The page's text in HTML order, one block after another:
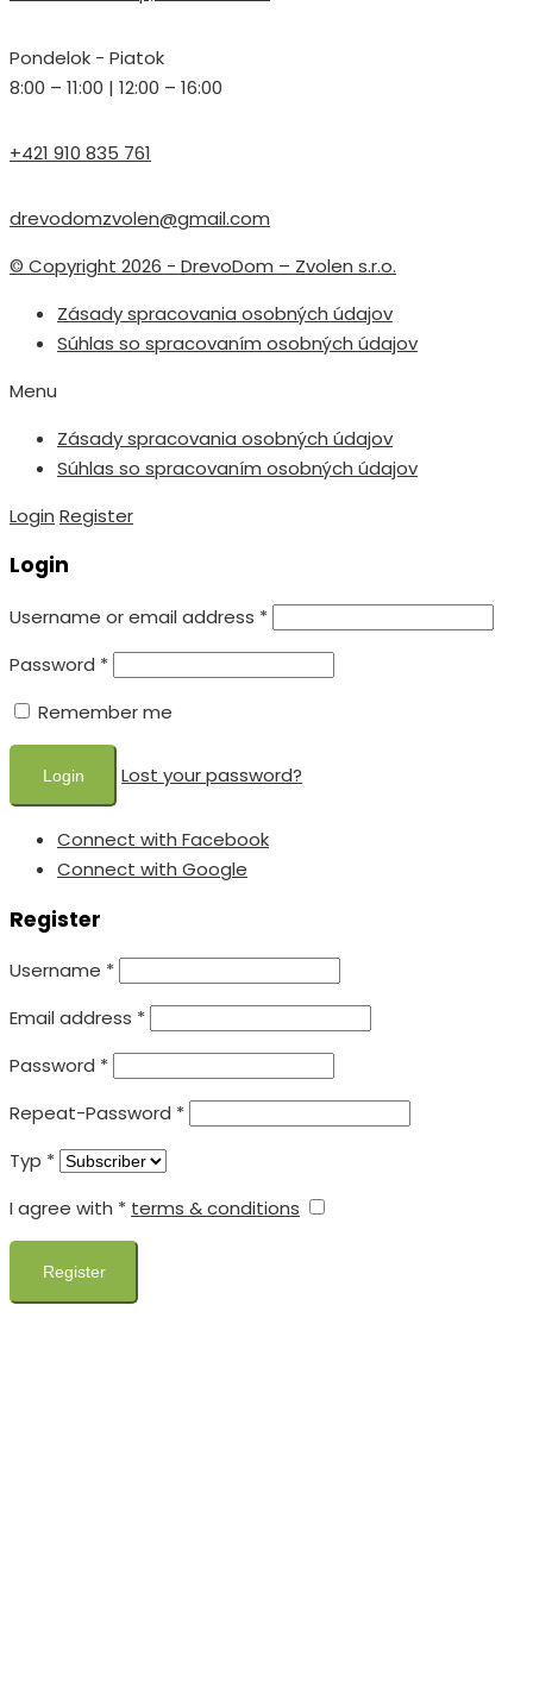
Pondelok - Piatok
8:00 – 11:00 | 12:00 – 16:00
+421 910 835 761
drevodomzvolen@gmail.com
© Copyright 2026 - DrevoDom – Zvolen s.r.o.
Zásady spracovania osobných údajov
Súhlas so spracovaním osobných údajov
Menu
Zásady spracovania osobných údajov
Súhlas so spracovaním osobných údajov
Login Register
Login
Username or email address *
Password *
Remember me
Lost your password?
Connect with Facebook
Connect with Google
Register
Username *
Email address *
Password *
Repeat-Password *
Typ *
I agree with * terms & conditions